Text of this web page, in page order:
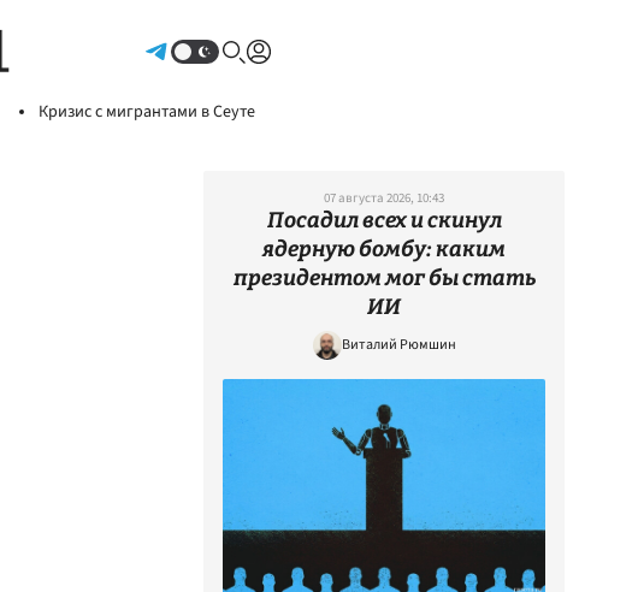
Кризис с мигрантами в Сеуте
07 августа 2026, 10:43
Посадил всех и скинул
ядерную бомбу: каким
президентом мог бы стать
ИИ
Виталий Рюмшин